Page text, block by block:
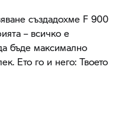
създадохме F 900
– всичко е
бъде максимално
Ето го и него: Твоето